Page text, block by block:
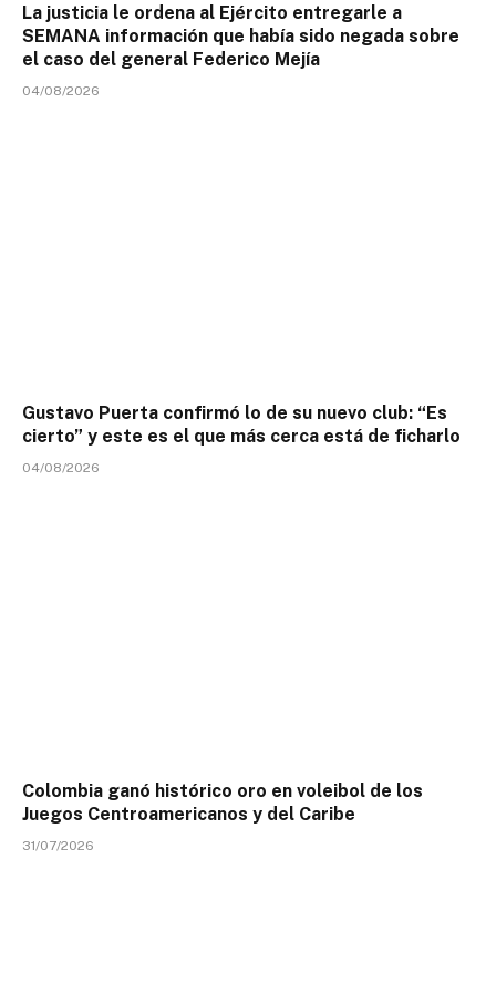
La justicia le ordena al Ejército entregarle a
SEMANA información que había sido negada sobre
el caso del general Federico Mejía
04/08/2026
Gustavo Puerta confirmó lo de su nuevo club: “Es
cierto” y este es el que más cerca está de ficharlo
04/08/2026
Colombia ganó histórico oro en voleibol de los
Juegos Centroamericanos y del Caribe
31/07/2026